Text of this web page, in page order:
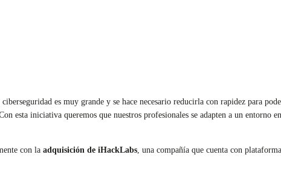
es muy grande y se hace necesario reducirla con rapidez para
esta iniciativa queremos que nuestros profesionales se adapten a un entorno
con la adquisición de iHackLabs , una compañía que cuenta con